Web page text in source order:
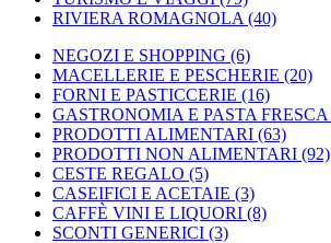
RIVIERA ROMAGNOLA (40)
NEGOZI E SHOPPING (6)
MACELLERIE E PESCHERIE (20)
FORNI E PASTICCERIE (16)
GASTRONOMIA E PASTA FRESCA
PRODOTTI ALIMENTARI (63)
PRODOTTI NON ALIMENTARI (92)
CESTE REGALO (5)
CASEIFICI E ACETAIE (3)
CAFFÈ VINI E LIQUORI (8)
SCONTI GENERICI (3)